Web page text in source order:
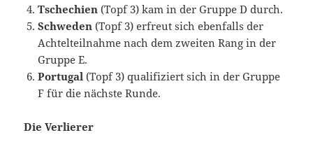
Tschechien(Topf 3) kam in der Gruppe D durch.
Schweden (Topf 3) erfreut sich ebenfalls der
Achtelteilnahme nach dem zweiten Rang in der
Gruppe E.
Portugal(Topf 3) qualifiziert sich in der Gruppe
F für die nächste Runde.
Die Verlierer